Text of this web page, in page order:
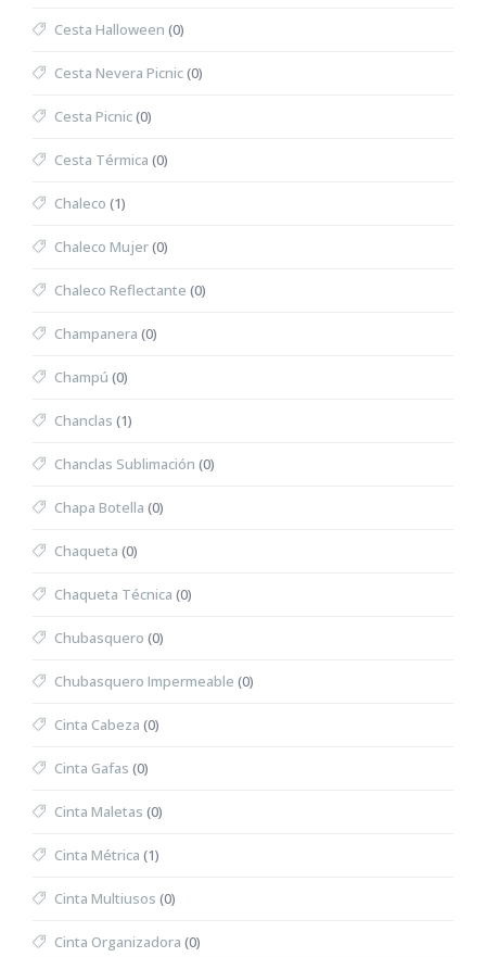
Cesta Halloween (0)
Cesta Nevera Picnic(0)
Cesta Picnic(0)
Cesta Térmica (0)
Chaleco (1)
Chaleco Mujer(0)
Chaleco Reflectante (0)
Champanera (0)
Champú (0)
Chanclas (1)
Chanclas Sublimación (0)
Chapa Botella (0)
Chaqueta (0)
Chaqueta Técnica (0)
Chubasquero (0)
Chubasquero Impermeable (0)
Cinta Cabeza (0)
Cinta Gafas (0)
Cinta Maletas (0)
Cinta Métrica (1)
Cinta Multiusos (0)
Cinta Organizadora (0)